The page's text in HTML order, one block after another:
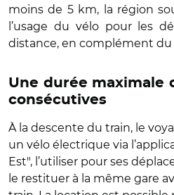
moins de 5 km, la région
l’usage du vélo pour les
distance, en complément du
Une durée maximale
consécutives
À la descente du train, le
un vélo électrique via
Est", l’utiliser pour ses
le restituer à la même gare